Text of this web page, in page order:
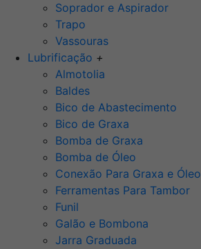
Soprador e Aspirador
Trapo
Vassouras
Lubrificação +
Almotolia
Baldes
Bico de Abastecimento
Bico de Graxa
Bomba de Graxa
Bomba de Óleo
Conexão Para Graxa e Óleo
Ferramentas Para Tambor
Funil
Galão e Bombona
Jarra Graduada